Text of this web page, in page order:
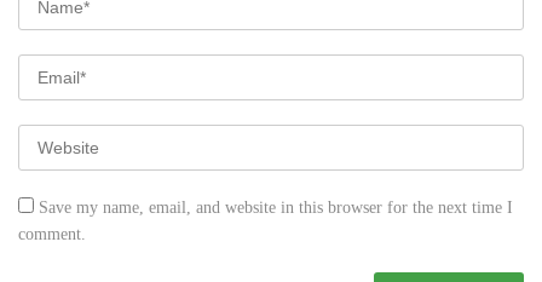
Save my name, email, and website in this browser for the next time I
comment.